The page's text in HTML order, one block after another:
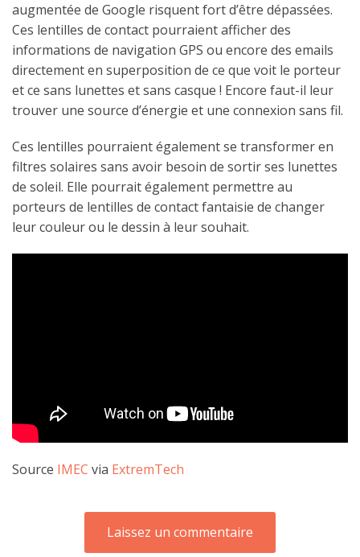
augmentée de Google risquent fort d’être dépassées.
Ces lentilles de contact pourraient afficher des
informations de navigation GPS ou encore des emails
directement en superposition de ce que voit le porteur
et ce sans lunettes et sans casque ! Encore faut-il leur
trouver une source d’énergie et une connexion sans fil.
Ces lentilles pourraient également se transformer en
filtres solaires sans avoir besoin de sortir ses lunettes
de soleil. Elle pourrait également permettre au
porteurs de lentilles de contact fantaisie de changer
leur couleur ou le dessin à leur souhait.
Source IMEC via ExtremTech